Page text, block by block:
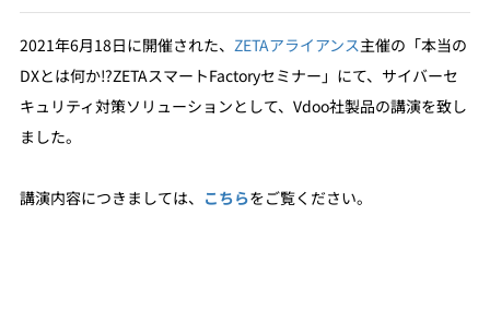
2021年6月18日に開催された、 ZETAアライアンス主催の「本当の
DXとは何か⁉ZETAスマートFactoryセミナー」にて、サイバーセ
キュリティ対策ソリューションとして、Vdoo社製品の講演を致し
ました。
講演内容につきましては、 こちらをご覧ください。